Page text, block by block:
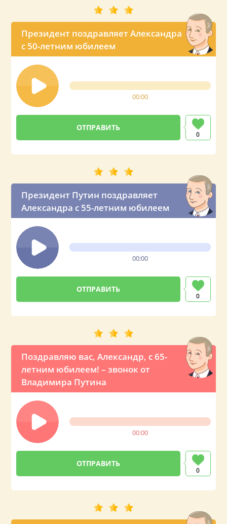
Президент поздравляет Александра
с 50-летним юбилеем
00:00
0
Президент Путин поздравляет
Александра с 55-летним юбилеем
00:00
0
Поздравляю вас, Александр, с 65-
летним юбилеем! – звонок от
Владимира Путина
00:00
0